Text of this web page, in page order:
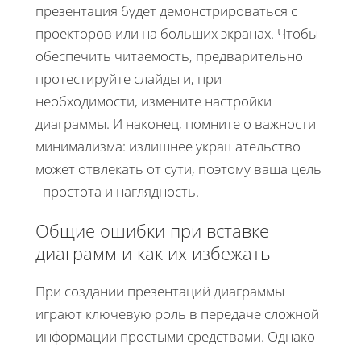
презентация будет демонстрироваться с
проекторов или на больших экранах. Чтобы
обеспечить читаемость, предварительно
протестируйте слайды и, при
необходимости, измените настройки
диаграммы. И наконец, помните о важности
минимализма: излишнее украшательство
может отвлекать от сути, поэтому ваша цель
- простота и наглядность.
Общие ошибки при вставке
диаграмм и как их избежать
При создании презентаций диаграммы
играют ключевую роль в передаче сложной
информации простыми средствами. Однако